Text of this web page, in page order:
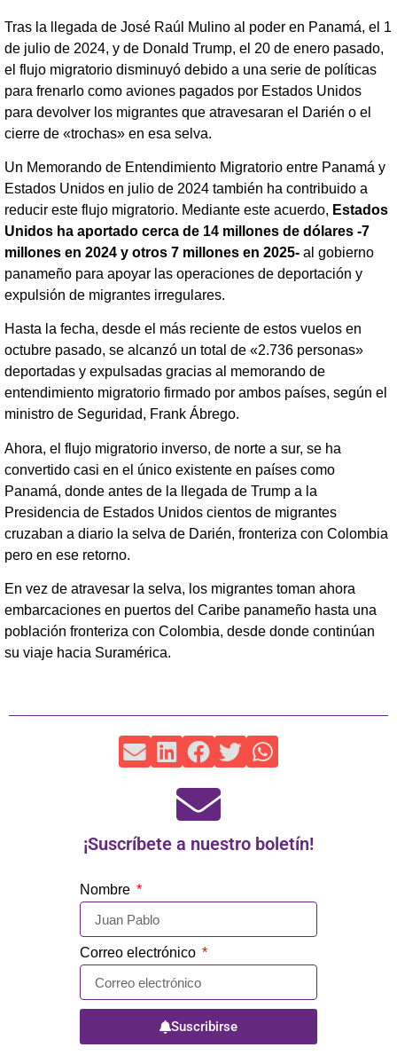
Tras la llegada de José Raúl Mulino al poder en Panamá, el 1
de julio de 2024, y de Donald Trump, el 20 de enero pasado,
el flujo migratorio disminuyó debido a una serie de políticas
para frenarlo como aviones pagados por Estados Unidos
para devolver los migrantes que atravesaran el Darién o el
cierre de «trochas» en esa selva.
Un Memorando de Entendimiento Migratorio entre Panamá y
Estados Unidos en julio de 2024 también ha contribuido a
reducir este flujo migratorio. Mediante este acuerdo, Estados
Unidos ha aportado cerca de 14 millones de dólares -7
millones en 2024 y otros 7 millones en 2025- al gobierno
panameño para apoyar las operaciones de deportación y
expulsión de migrantes irregulares.
Hasta la fecha, desde el más reciente de estos vuelos en
octubre pasado, se alcanzó un total de «2.736 personas»
deportadas y expulsadas gracias al memorando de
entendimiento migratorio firmado por ambos países, según el
ministro de Seguridad, Frank Ábrego.
Ahora, el flujo migratorio inverso, de norte a sur, se ha
convertido casi en el único existente en países como
Panamá, donde antes de la llegada de Trump a la
Presidencia de Estados Unidos cientos de migrantes
cruzaban a diario la selva de Darién, fronteriza con Colombia
pero en ese retorno.
En vez de atravesar la selva, los migrantes toman ahora
embarcaciones en puertos del Caribe panameño hasta una
población fronteriza con Colombia, desde donde continúan
su viaje hacia Suramérica.
¡Suscríbete a nuestro boletín!
Nombre
Correo electrónico
Suscribirse